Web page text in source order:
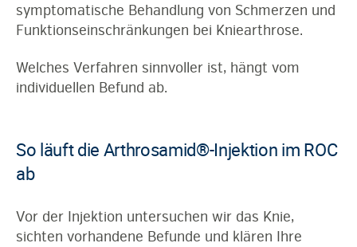
symptomatische Behandlung von Schmerzen und
Funktionseinschränkungen bei Kniearthrose.
Welches Verfahren sinnvoller ist, hängt vom
individuellen Befund ab.
So läuft die Arthrosamid®-Injektion im ROC
ab
Vor der Injektion untersuchen wir das Knie,
sichten vorhandene Befunde und klären Ihre